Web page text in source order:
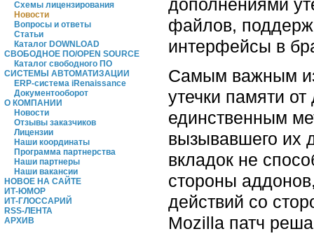
Схемы лицензирования
Новости
Вопросы и ответы
Статьи
Каталог DOWNLOAD
СВОБОДНОЕ ПО/OPEN SOURCE
Каталог свободного ПО
СИСТЕМЫ АВТОМАТИЗАЦИИ
ERP-система iRenaissance
Документооборот
О КОМПАНИИ
Новости
Отзывы заказчиков
Лицензии
Наши координаты
Программа партнерства
Наши партнеры
Наши вакансии
НОВОЕ НА САЙТЕ
ИТ-ЮМОР
ИТ-ГЛОССАРИЙ
RSS-ЛЕНТА
АРХИВ
дополнениями
файлов,
интерфейсы в
Самым важным
утечки памяти
единственным
вызывавшего их
вкладок не
стороны
действий со
Mozilla патч